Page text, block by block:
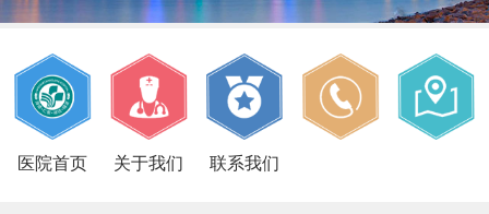
医院首页 关于我们 联系我们